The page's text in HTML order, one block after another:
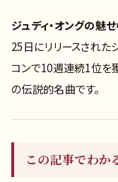
ジュディ・オングの魅
25日にリリースされた
コンで10週連続1位を
の伝説的名曲です。
この記事でわか